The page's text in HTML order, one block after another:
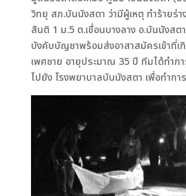
วิทยุ สภ.บันนังสตา ว่ามีผู้เหตุ ทำร้ายร่
สันติ 1 ม.5 ต.เขื่อนบางลาง อ.บันนังสต
บังคับบัญชาพร้อมส่งอาสาสมัครเข้าที่เ
เพศชาย อายุประมาณ 35 ปี ทีมได้ทำก
ไปยัง โรงพยาบาลบันนังสตา เพื่อทำก